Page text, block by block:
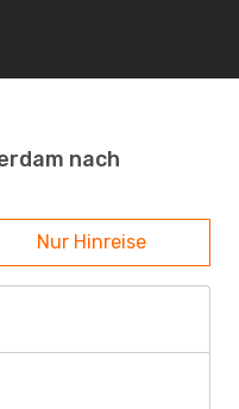
nach
Nur Hinreise